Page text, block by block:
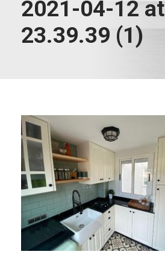
2021-04-12 at
23.39.39 (1)